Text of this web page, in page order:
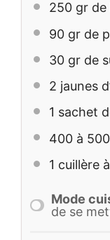
250 gr de
90 gr de
30 gr de
2 jaunes
1 sachet
400 à
1 cuillère
Mode
de se